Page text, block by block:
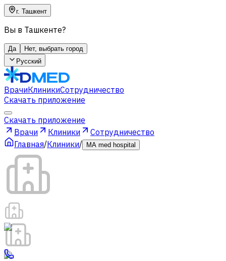
г. Ташкент
Вы в Ташкенте?
Да
Нет, выбрать город
Русский
ВрачиКлиникиСотрудничество
Скачать приложение
Скачать приложение
Врачи
Клиники
Сотрудничество
Главная/Клиники/ MA med hospital